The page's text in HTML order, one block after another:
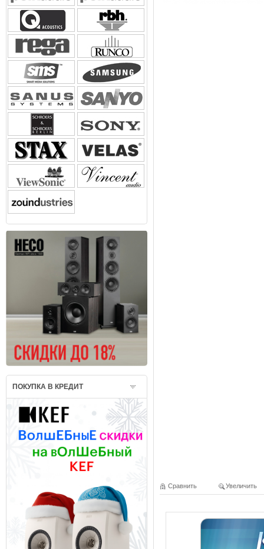
ПОКУПКА В КРЕДИТ
Сравнить Увеличить